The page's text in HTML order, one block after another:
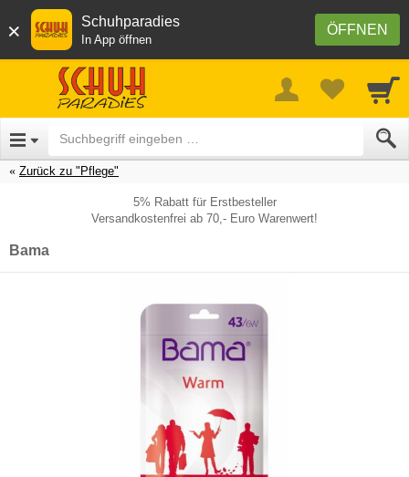
× ÖFFNEN
Schuhparadies
In App öffnen
Zurück zu "Pflege"
5% Rabatt für Erstbesteller
Versandkostenfrei ab 70,- Euro Warenwert!
Bama